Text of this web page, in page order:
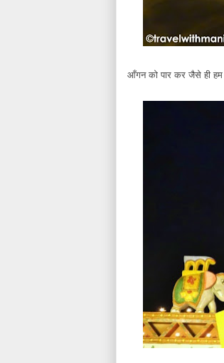
आँगन को पार कर जैसे ही हम